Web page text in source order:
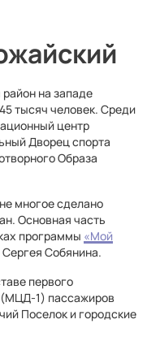
на западе
тысяч человек. Среди
центр
Дворец спорта
Образа
многое сделано
Основная часть
программы «Мой
Сергея Собянина.
первого
(МЦД-1) пассажиров
Поселок и городские